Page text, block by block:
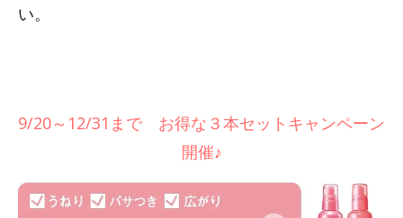
い。
9/20～12/31まで お得な３本セットキャンペーン
開催♪